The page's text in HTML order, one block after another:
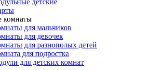
детские
комнаты
для мальчиков
для девочек
для разнополых детей
для подростка
для детских комнат